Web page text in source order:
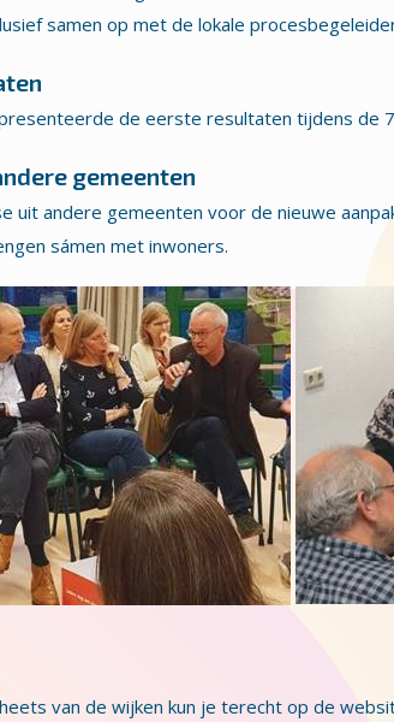
samen op met de lokale
de eerste resultaten tijdens de
gemeenten
uit andere gemeenten voor de nieuwe
sámen met inwoners.
van de wijken kun je terecht op de